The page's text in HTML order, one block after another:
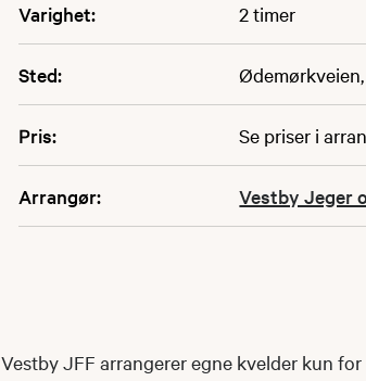
Varighet: 2 timer
Sted: Ødemørkveien,
Pris: Se priser i
Arrangør: Vestby Jeger
Vestby JFF arrangerer egne kvelder kun